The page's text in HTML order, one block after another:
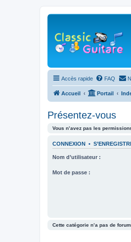
Accès rapide FAQ
Accueil Portail
Présentez-vous
Vous n’avez pas les
CONNEXION •
Nom d’utilisateur :
Mot de passe :
Cette catégorie n’a pas de forum.